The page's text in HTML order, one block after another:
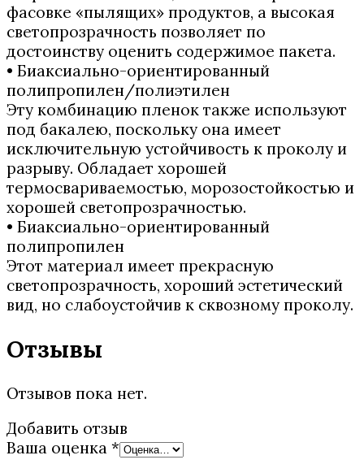
фасовке «пылящих» продуктов, а высокая
светопрозрачность позволяет по
достоинству оценить содержимое пакета.
• Биаксиально-ориентированный
полипропилен/полиэтилен
Эту комбинацию пленок также используют
под бакалею, поскольку она имеет
исключительную устойчивость к проколу и
разрыву. Обладает хорошей
термосвариваемостью, морозостойкостью и
хорошей светопрозрачностью.
• Биаксиально-ориентированный
полипропилен
Этот материал имеет прекрасную
светопрозрачность, хороший эстетический
вид, но слабоустойчив к сквозному проколу.
Отзывы
Отзывов пока нет.
Добавить отзыв
Ваша оценка *